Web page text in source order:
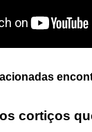
cortiços